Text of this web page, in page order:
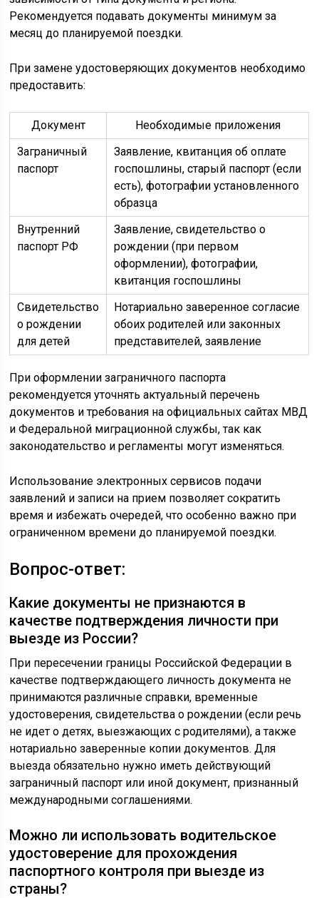
Рекомендуется подавать документы минимум за
месяц до планируемой поездки.
При замене удостоверяющих документов необходимо
предоставить:
Документ
Необходимые приложения
Заграничный
паспорт
Заявление, квитанция об оплате
госпошлины, старый паспорт (если
есть), фотографии установленного
образца
Внутренний
паспорт РФ
Заявление, свидетельство о
рождении (при первом
оформлении), фотографии,
квитанция госпошлины
Свидетельство
о рождении
для детей
Нотариально заверенное согласие
обоих родителей или законных
представителей, заявление
При оформлении заграничного паспорта
рекомендуется уточнять актуальный перечень
документов и требования на официальных сайтах МВД
и Федеральной миграционной службы, так как
законодательство и регламенты могут изменяться.
Использование электронных сервисов подачи
заявлений и записи на прием позволяет сократить
время и избежать очередей, что особенно важно при
ограниченном времени до планируемой поездки.
Вопрос-ответ:
Какие документы не признаются в
качестве подтверждения личности при
выезде из России?
При пересечении границы Российской Федерации в
качестве подтверждающего личность документа не
принимаются различные справки, временные
удостоверения, свидетельства о рождении (если речь
не идет о детях, выезжающих с родителями), а также
нотариально заверенные копии документов. Для
выезда обязательно нужно иметь действующий
заграничный паспорт или иной документ, признанный
международными соглашениями.
Можно ли использовать водительское
удостоверение для прохождения
паспортного контроля при выезде из
страны?